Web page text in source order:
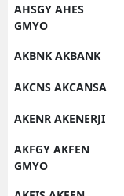
AHSGY AHES
GMYO
AKBNK AKBANK
AKCNS AKCANSA
AKENR AKENERJI
AKFGY AKFEN
GMYO